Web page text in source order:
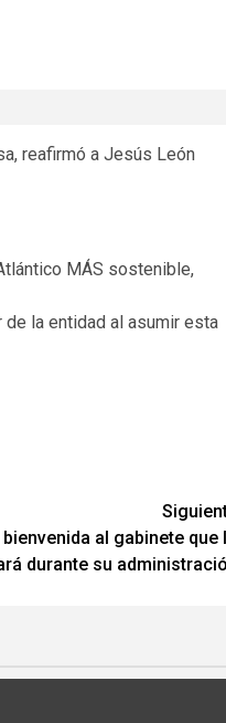
reafirmó a Jesús León
MÁS sostenible,
de la entidad al asumir esta
al gabinete que
durante su